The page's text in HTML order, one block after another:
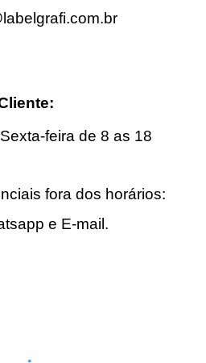
:
feira de 8 as 18
fora dos horários:
e E-mail.